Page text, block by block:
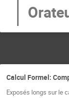
Calcul Formel:
Exposés longs sur le